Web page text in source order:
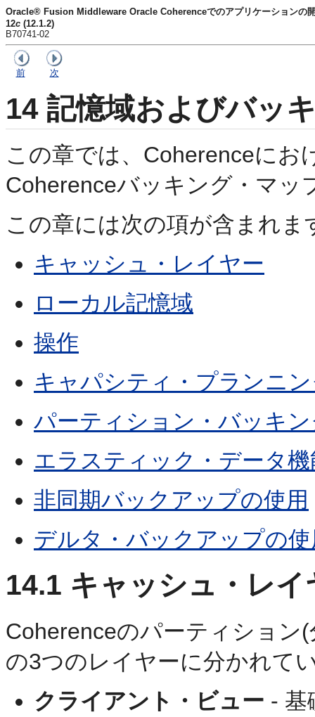
Oracle® Fusion Middleware Oracle Coherenceでのアプリケーションの
12c (12.1.2)
B70741-02
前 次
14記憶域およびバッ
この章では、Coherenceにお
Coherenceバッキング・マッ
この章には次の項が含まれま
キャッシュ・レイヤー
ローカル記憶域
操作
キャパシティ・プランニ
パーティション・バッキ
エラスティック・データ
非同期バックアップの使用
デルタ・バックアップの
14.1 キャッシュ・レイ
Coherenceのパーティション
の3つのレイヤーに分かれて
クライアント・ビュー - 基